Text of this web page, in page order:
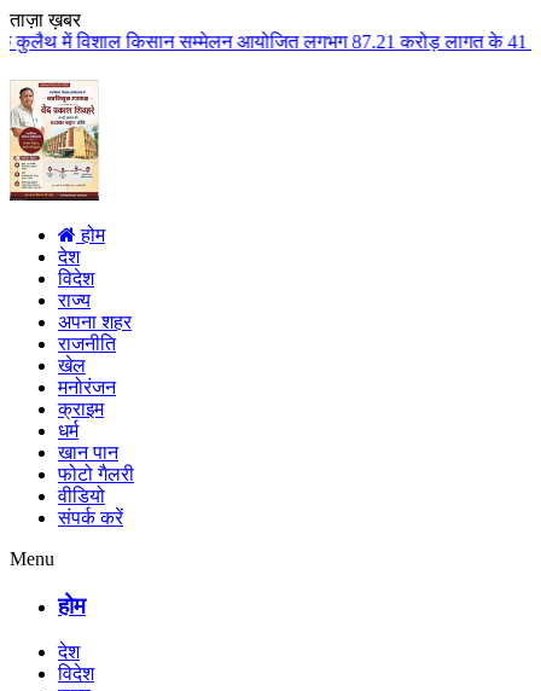
ताज़ा ख़बर
आयोजित लगभग 87.21 करोड़ लागत के 41 विकास कार्यों का
होम
देश
विदेश
राज्य
अपना शहर
राजनीति
खेल
मनोरंजन
क्राइम
धर्म
खान पान
फोटो गैलरी
वीडियो
संपर्क करें
Menu
होम
देश
विदेश